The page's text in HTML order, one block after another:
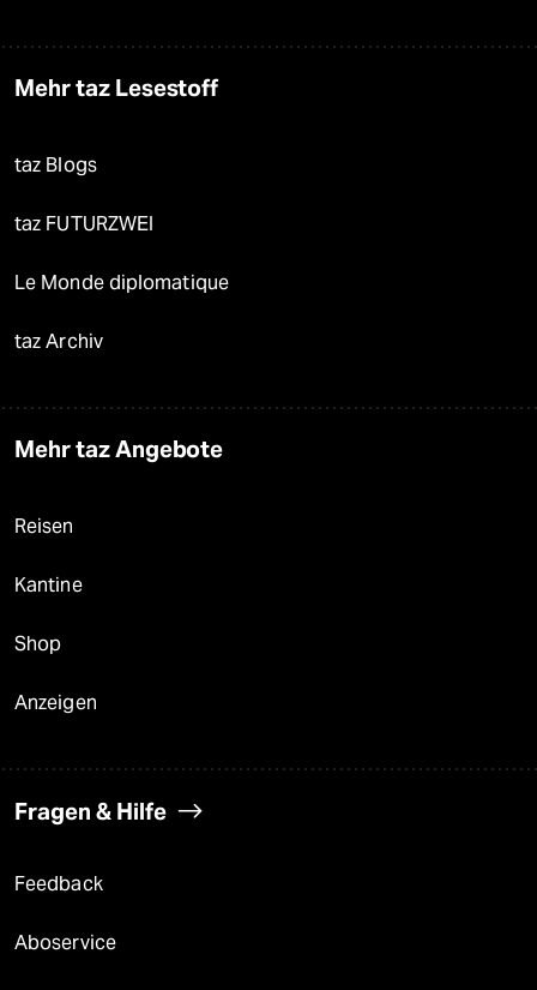
Mehr taz Lesestoff
taz Blogs
taz FUTURZWEI
Le Monde diplomatique
taz Archiv
Mehr taz Angebote
Reisen
Kantine
Shop
Anzeigen
Fragen & Hilfe
Feedback
Aboservice